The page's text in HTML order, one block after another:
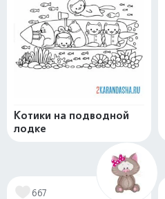
Котики на подводной
лодке
667